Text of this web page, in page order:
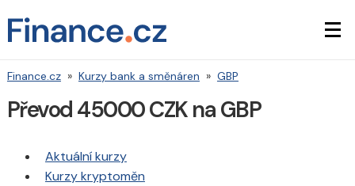
Finance.cz » Kurzy bank a směnáren » GBP
Převod 45000 CZK na GBP
Aktuální kurzy
Kurzy kryptoměn